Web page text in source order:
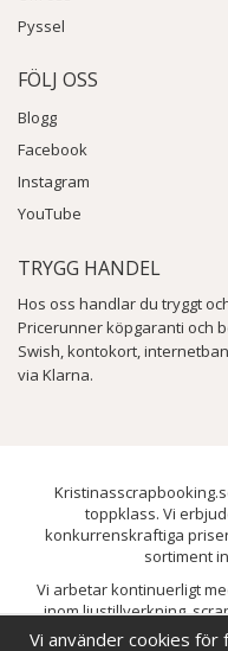
Pyssel
FÖLJ OSS
Blogg
Facebook
Instagram
YouTube
TRYGG HANDEL
Hos oss handlar du tryggt
Pricerunner köpgaranti och
Swish, kontokort,
via Klarna.
toppklass. Vi
konkurrenskraftiga
sortiment
Vi arbetar kontinuerligt
inom ljustillverkning,
pyssel. Målet är att bredda
Vi använder cookies för